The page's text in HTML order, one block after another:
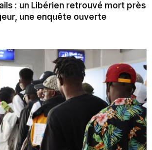
: un Libérien retrouvé mort près
une enquête ouverte